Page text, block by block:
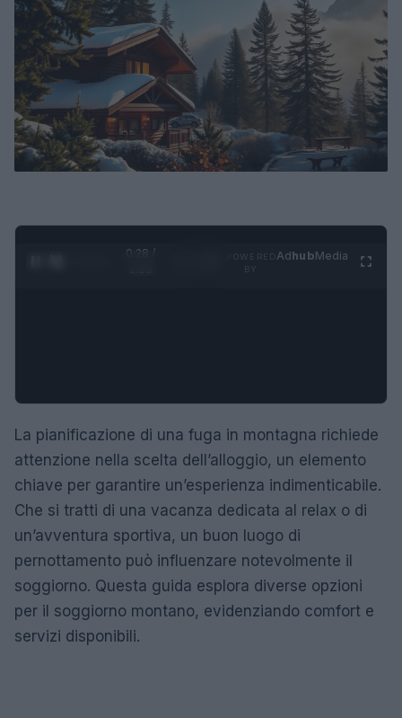
0:29 /
AdhubMedia
La pianificazione di una fuga in montagna richiede
attenzione nella scelta dell’alloggio, un elemento
chiave per garantire un’esperienza indimenticabile.
Che si tratti di una vacanza dedicata al relax o di
un’avventura sportiva, un buon luogo di
pernottamento può influenzare notevolmente il
soggiorno. Questa guida esplora diverse opzioni
per il soggiorno montano, evidenziando comfort e
servizi disponibili.